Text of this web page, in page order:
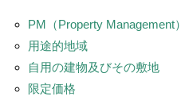
PM（Property Management）
用途的地域
自用の建物及びその敷地
限定価格